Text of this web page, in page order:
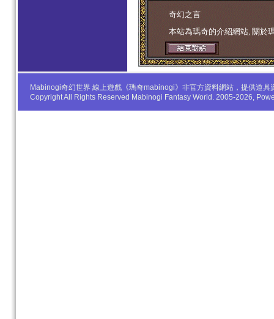
学生妹 奇幻之言
本站為瑪奇的介紹網站, 關於
Mabinogi奇幻世界 線上遊戲《瑪奇mabinogi》非官方資料網站，提供道
Copyright All Rights Reserved Mabinogi Fantasy World. 2005-2026,